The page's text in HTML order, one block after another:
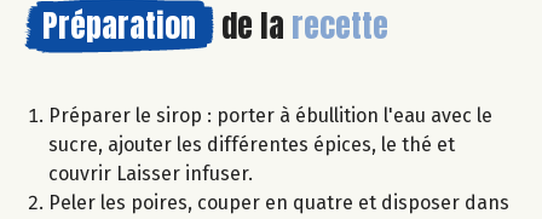
Préparation de la recette
Préparer le sirop : porter à ébullition l'eau avec le
sucre, ajouter les différentes épices, le thé et
couvrir Laisser infuser.
Peler les poires, couper en quatre et disposer dans